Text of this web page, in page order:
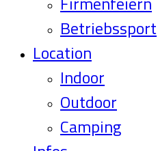
Betriebssport
Location
Indoor
Outdoor
Camping